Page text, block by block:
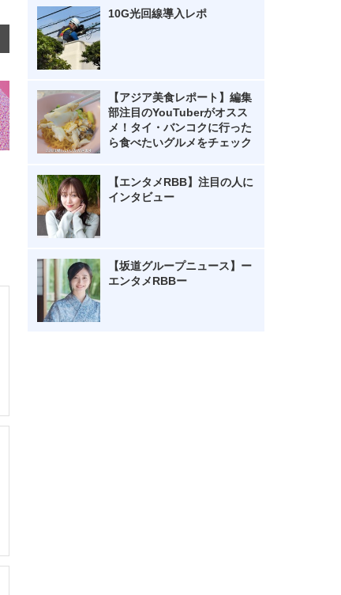
10G光回線導入レポ
【アジア美食レポート】編集
部注目のYouTuberがオスス
メ！タイ・バンコクに行った
ら食べたいグルメをチェック
【エンタメRBB】注目の人に
インタビュー
【坂道グループニュース】ー
エンタメRBBー